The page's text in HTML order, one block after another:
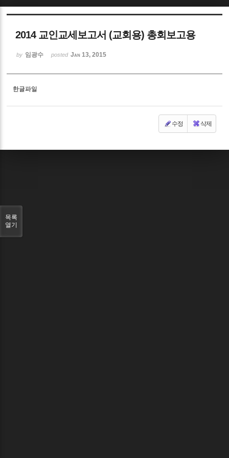
2014 교인교세보고서 (교회용) 총회보고용
by 임광수 posted Jan 13, 2015
한글파일
수정 삭제
목록
열기
Sketchbook5, 스케치북5
Sketchbook5, 스케치북5